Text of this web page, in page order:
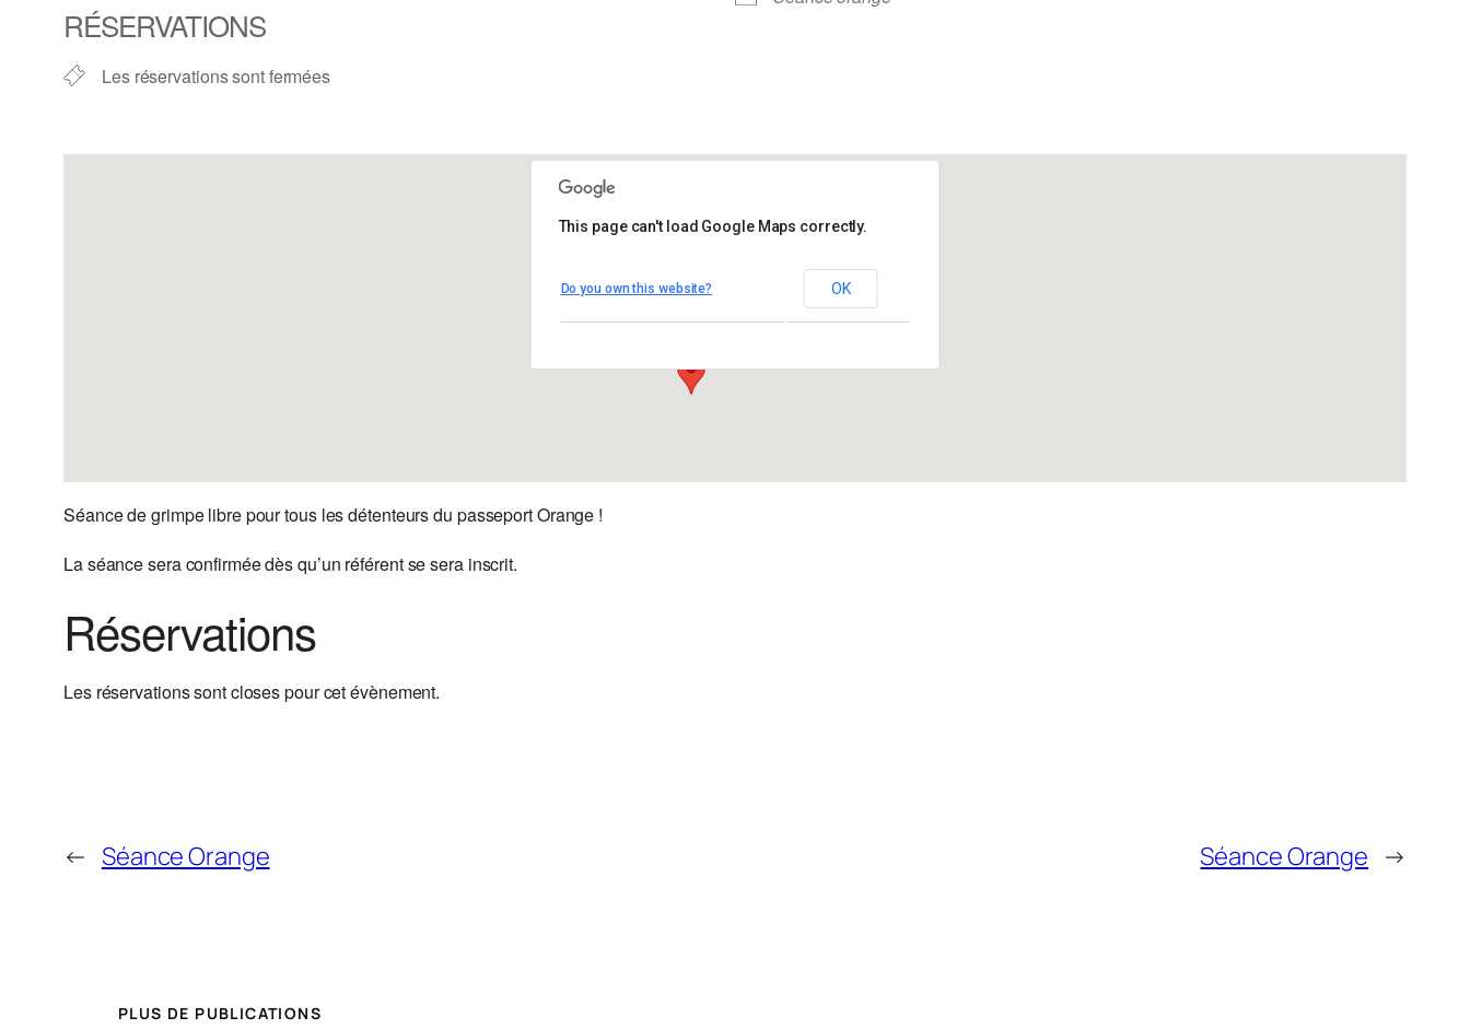
RÉSERVATIONS
Les réservations sont fermées
Gymnase du Belvédère
65 Bis Rue Gambetta – Suresnes
Évènements
This page can't load Google Maps correctly.
Do you own this website? OK
Séance de grimpe libre pour tous les détenteurs du passeport Orange !
La séance sera confirmée dès qu’un référent se sera inscrit.
Réservations
Les réservations sont closes pour cet évènement.
← Séance Orange Séance Orange →
PLUS DE PUBLICATIONS